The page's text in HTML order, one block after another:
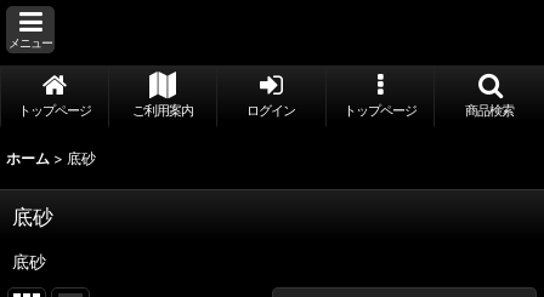
メニュー
トップページ ご利用案内 ログイン トップページ 商品検索
ホーム > 底砂
底砂
底砂